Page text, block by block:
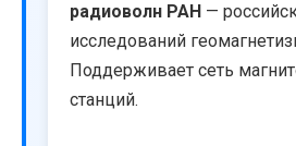
радиоволн РАН —
исследований
Поддерживает сеть
станций.